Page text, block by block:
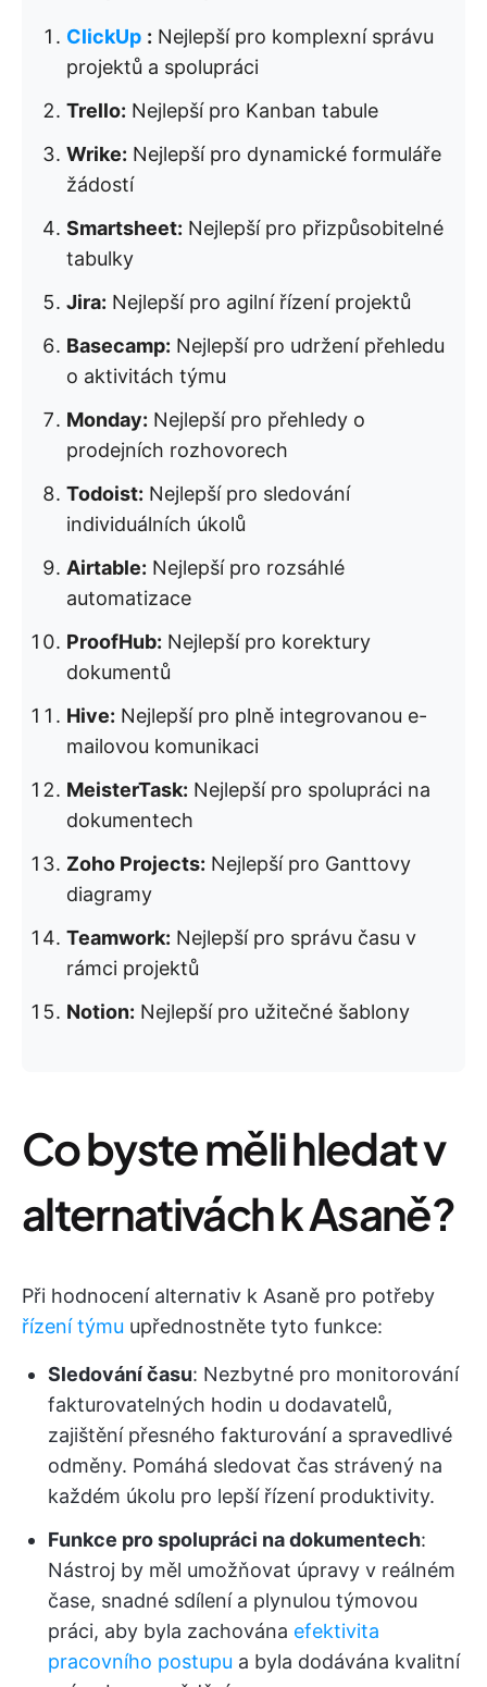
ClickUp : Nejlepší pro komplexní správu
projektů a spolupráci
Trello: Nejlepší pro Kanban tabule
Wrike: Nejlepší pro dynamické formuláře
žádostí
Smartsheet: Nejlepší pro přizpůsobitelné
tabulky
Jira: Nejlepší pro agilní řízení projektů
Basecamp: Nejlepší pro udržení přehledu
o aktivitách týmu
Monday: Nejlepší pro přehledy o
prodejních rozhovorech
Todoist: Nejlepší pro sledování
individuálních úkolů
Airtable: Nejlepší pro rozsáhlé
automatizace
ProofHub: Nejlepší pro korektury
dokumentů
Hive: Nejlepší pro plně integrovanou e-
mailovou komunikaci
MeisterTask: Nejlepší pro spolupráci na
dokumentech
Zoho Projects: Nejlepší pro Ganttovy
diagramy
Teamwork: Nejlepší pro správu času v
rámci projektů
Notion: Nejlepší pro užitečné šablony
Co byste měli hledat v
alternativách k Asaně?
Při hodnocení alternativ k Asaně pro potřeby
řízení týmu upřednostněte tyto funkce:
Sledování času: Nezbytné pro monitorování
fakturovatelných hodin u dodavatelů,
zajištění přesného fakturování a spravedlivé
odměny. Pomáhá sledovat čas strávený na
každém úkolu pro lepší řízení produktivity.
Funkce pro spolupráci na dokumentech:
Nástroj by měl umožňovat úpravy v reálném
čase, snadné sdílení a plynulou týmovou
práci, aby byla zachována efektivita
pracovního postupu a byla dodávána kvalitní